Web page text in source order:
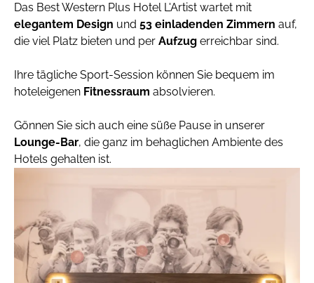
Das Best Western Plus Hotel L'Artist wartet mit
elegantem Design und 53 einladenden Zimmern auf,
die viel Platz bieten und per Aufzug erreichbar sind.
Ihre tägliche Sport-Session können Sie bequem im
hoteleigenen Fitnessraum absolvieren.
Gönnen Sie sich auch eine süße Pause in unserer
Lounge-Bar, die ganz im behaglichen Ambiente des
Hotels gehalten ist.